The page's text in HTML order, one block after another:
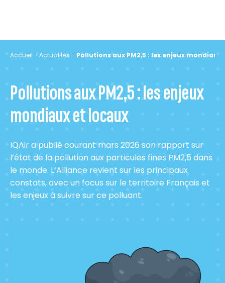
Accueil -Actualités - Pollutions aux PM2,5 : les enjeux mondiaux
Pollutions aux PM2,5 : les enjeux
mondiaux et locaux
IQAir a publié courant mars 2026 son rapport sur
l’état de la pollution aux particules fines PM2,5 dans
le monde. L’Alliance revient sur les principaux
constats, avec un focus sur le territoire Français et
les enjeux à suivre sur ce polluant.